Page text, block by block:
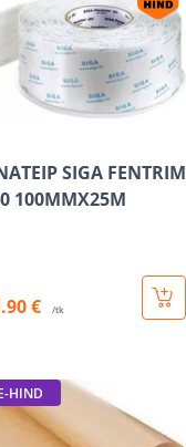
SIGA FENTRIM
100MMX25M
.90 € /tk
HIND